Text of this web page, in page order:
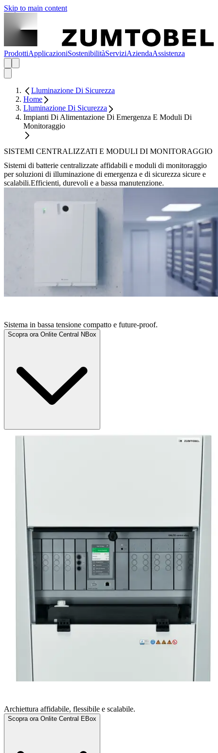
Skip to main content
ProdottiApplicazioniSostenibilitàServiziAziendaAssistenza
Lluminazione Di Sicurezza
Home
Lluminazione Di Sicurezza
Impianti Di Alimentazione Di Emergenza E Moduli Di
Monitoraggio
SISTEMI CENTRALIZZATI E MODULI DI MONITORAGGIO
Sistemi di batterie centralizzate affidabili e moduli di monitoraggio
per soluzioni di illuminazione di emergenza e di sicurezza sicure e
scalabili.Efficienti, durevoli e a bassa manutenzione.
Sistema in bassa tensione compatto e future-proof.
Scopra ora Onlite Central NBox
Archiettura affidabile, flessibile e scalabile.
Scopra ora Onlite Central EBox